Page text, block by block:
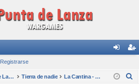
nti ist
Registrarse
Foro Punta de Lanza Wargames Tierra de nadie La Cantina - Die Kneipe